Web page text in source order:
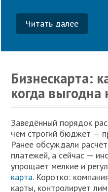
Читать далее
Бизнескарта:
когда выгодна
Заведённый порядок
чем строгий бюджет —
Ранее обсуждали
платежей, а сейчас —
упрощает мелкие и
карта. Коротко:
карты, контролирует